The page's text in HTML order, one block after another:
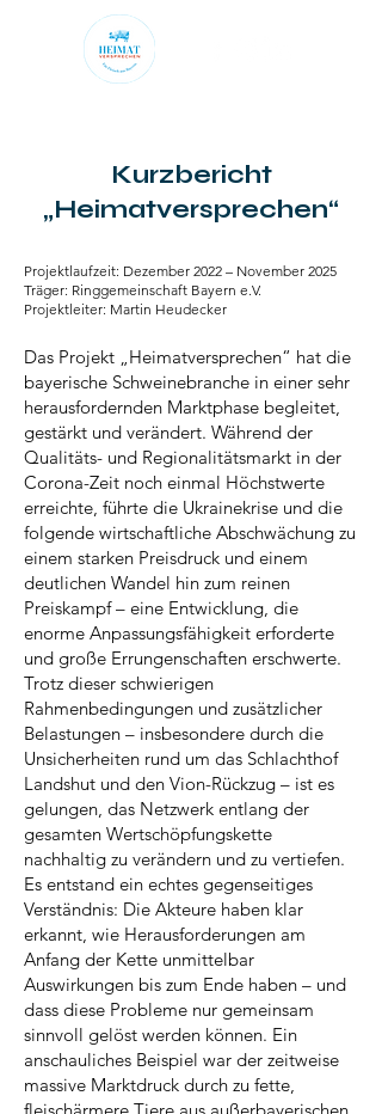
Kurzbericht
„Heimatversprechen“
Projektlaufzeit: Dezember 2022 – November 2025
Träger: Ringgemeinschaft Bayern e.V.
Projektleiter: Martin Heudecker
Das Projekt „Heimatversprechen“ hat die
bayerische Schweinebranche in einer sehr
herausfordernden Marktphase begleitet,
gestärkt und verändert. Während der
Qualitäts- und Regionalitätsmarkt in der
Corona-Zeit noch einmal Höchstwerte
erreichte, führte die Ukrainekrise und die
folgende wirtschaftliche Abschwächung zu
einem starken Preisdruck und einem
deutlichen Wandel hin zum reinen
Preiskampf – eine Entwicklung, die
enorme Anpassungsfähigkeit erforderte
und große Errungenschaften erschwerte.
Trotz dieser schwierigen
Rahmenbedingungen und zusätzlicher
Belastungen – insbesondere durch die
Unsicherheiten rund um das Schlachthof
Landshut und den Vion-Rückzug – ist es
gelungen, das Netzwerk entlang der
gesamten Wertschöpfungskette
nachhaltig zu verändern und zu vertiefen.
Es entstand ein echtes gegenseitiges
Verständnis: Die Akteure haben klar
erkannt, wie Herausforderungen am
Anfang der Kette unmittelbar
Auswirkungen bis zum Ende haben – und
dass diese Probleme nur gemeinsam
sinnvoll gelöst werden können. Ein
anschauliches Beispiel war der zeitweise
massive Marktdruck durch zu fette,